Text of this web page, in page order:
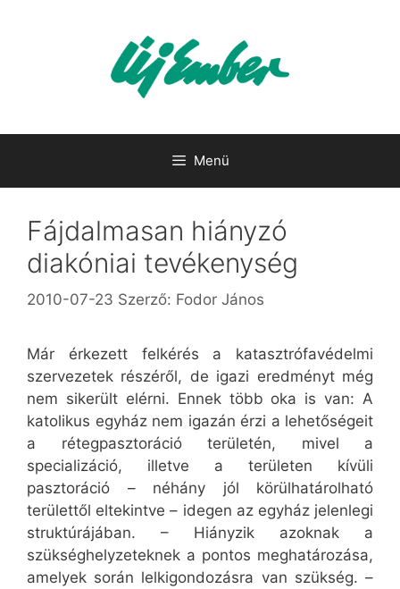
Menü
Fájdalmasan hiányzó
diakóniai tevékenység
2010-07-23 Szerző: Fodor János
Már érkezett felkérés a katasztrófavédelmi
szervezetek részéről, de igazi eredményt még
nem sikerült elérni. Ennek több oka is van: A
katolikus egyház nem igazán érzi a lehetőségeit
a rétegpasztoráció területén, mivel a
specializáció, illetve a területen kívüli
pasztoráció – néhány jól körülhatárolható
területtől eltekintve – idegen az egyház jelenlegi
struktúrájában. – Hiányzik azoknak a
szükséghelyzeteknek a pontos meghatározása,
amelyek során lelkigondozásra van szükség. –